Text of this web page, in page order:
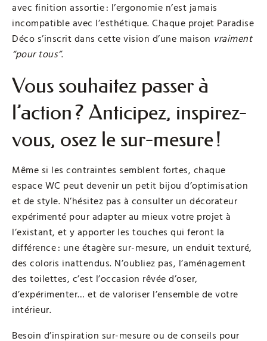
avec finition assortie : l’ergonomie n’est jamais
incompatible avec l’esthétique. Chaque projet Paradise
Déco s’inscrit dans cette vision d’une maison vraiment
“pour tous”.
Vous souhaitez passer à
l’action ? Anticipez, inspirez-
vous, osez le sur-mesure !
Même si les contraintes semblent fortes, chaque
espace WC peut devenir un petit bijou d’optimisation
et de style. N’hésitez pas à consulter un décorateur
expérimenté pour adapter au mieux votre projet à
l’existant, et y apporter les touches qui feront la
différence : une étagère sur-mesure, un enduit texturé,
des coloris inattendus. N’oubliez pas, l’aménagement
des toilettes, c’est l’occasion rêvée d’oser,
d’expérimenter… et de valoriser l’ensemble de votre
intérieur.
Besoin d’inspiration sur-mesure ou de conseils pour